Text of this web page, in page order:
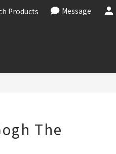
Products Message
The